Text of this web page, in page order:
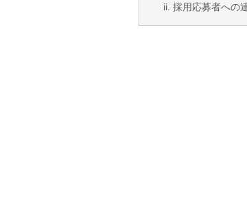
採用応募者への
当社は提供す
個人情報の入力